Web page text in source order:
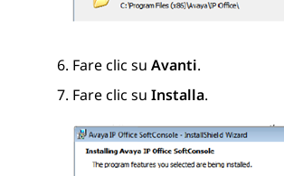
Fare clic su Avanti.
Fare clic su Installa.